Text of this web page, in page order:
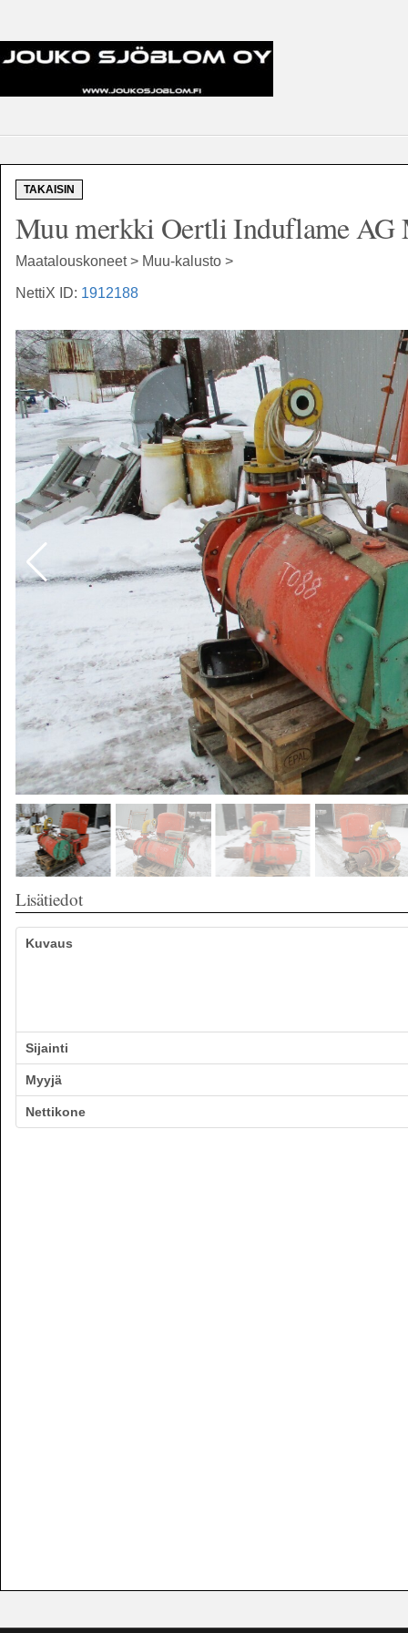
TAKAISIN
Muu merkki Oertli Induflame
Maatalouskoneet > Muu-kalusto >
NettiX ID: 1912188
Lisätiedot
Kuvaus
Sijainti
Myyjä
Nettikone